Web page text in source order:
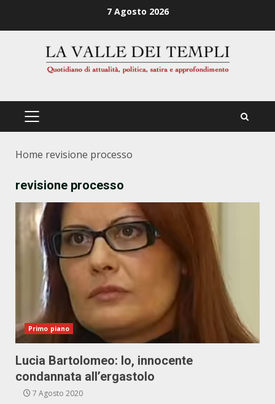
7 Agosto 2026
PRIMÄRES
Home revisione processo
revisione processo
Primo piano
Lucia Bartolomeo: Io, innocente
condannata all’ergastolo
7 Agosto 2020